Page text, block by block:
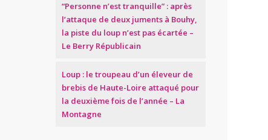
“Personne n’est tranquille” : après
l’attaque de deux juments à Bouhy,
la piste du loup n’est pas écartée –
Le Berry Républicain
Loup : le troupeau d’un éleveur de
brebis de Haute-Loire attaqué pour
la deuxième fois de l’année – La
Montagne